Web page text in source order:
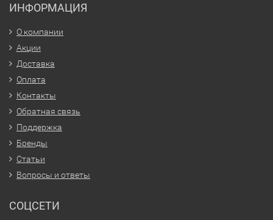
ИНФОРМАЦИЯ
О компании
Акции
Доставка
Оплата
Контакты
Обратная связь
Поддержка
Бренды
Статьи
Вопросы и ответы
СОЦСЕТИ